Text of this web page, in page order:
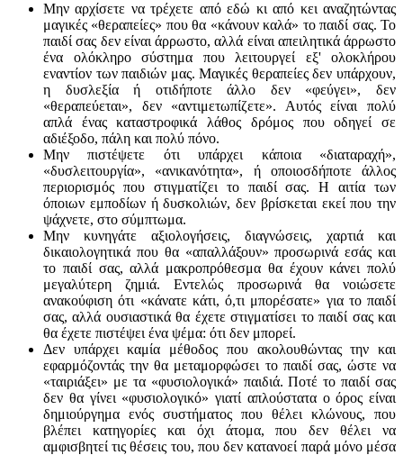
Μην αρχίσετε να τρέχετε από εδώ κι από κει αναζητώντας
μαγικές «θεραπείες» που θα «κάνουν καλά» το παιδί σας. Το
παιδί σας δεν είναι άρρωστο, αλλά είναι απειλητικά άρρωστο
ένα ολόκληρο σύστημα που λειτουργεί εξ' ολοκλήρου
εναντίον των παιδιών μας. Μαγικές θεραπείες δεν υπάρχουν,
η δυσλεξία ή οτιδήποτε άλλο δεν «φεύγει», δεν
«θεραπεύεται», δεν «αντιμετωπίζετε». Αυτός είναι πολύ
απλά ένας καταστροφικά λάθος δρόμος που οδηγεί σε
αδιέξοδο, πάλη και πολύ πόνο.
Μην πιστέψετε ότι υπάρχει κάποια «διαταραχή»,
«δυσλειτουργία», «ανικανότητα», ή οποιοσδήποτε άλλος
περιορισμός που στιγματίζει το παιδί σας. Η αιτία των
όποιων εμποδίων ή δυσκολιών, δεν βρίσκεται εκεί που την
ψάχνετε, στο σύμπτωμα.
Μην κυνηγάτε αξιολογήσεις, διαγνώσεις, χαρτιά και
δικαιολογητικά που θα «απαλλάξουν» προσωρινά εσάς και
το παιδί σας, αλλά μακροπρόθεσμα θα έχουν κάνει πολύ
μεγαλύτερη ζημιά. Εντελώς προσωρινά θα νοιώσετε
ανακούφιση ότι «κάνατε κάτι, ό,τι μπορέσατε» για το παιδί
σας, αλλά ουσιαστικά θα έχετε στιγματίσει το παιδί σας και
θα έχετε πιστέψει ένα ψέμα: ότι δεν μπορεί.
Δεν υπάρχει καμία μέθοδος που ακολουθώντας την και
εφαρμόζοντάς την θα μεταμορφώσει το παιδί σας, ώστε να
«ταιριάξει» με τα «φυσιολογικά» παιδιά. Ποτέ το παιδί σας
δεν θα γίνει «φυσιολογικό» γιατί απλούστατα ο όρος είναι
δημιούργημα ενός συστήματος που θέλει κλώνους, που
βλέπει κατηγορίες και όχι άτομα, που δεν θέλει να
αμφισβητεί τις θέσεις του, που δεν κατανοεί παρά μόνο μέσα